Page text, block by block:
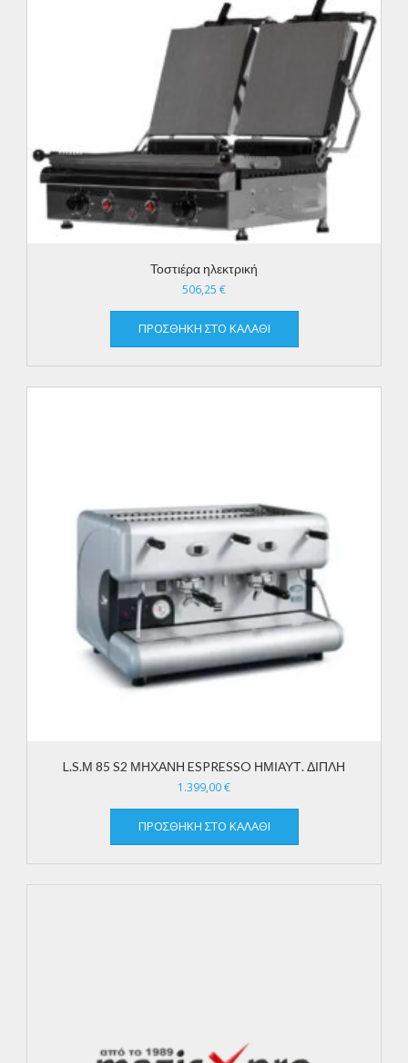
Τοστιέρα ηλεκτρική
506,25 €
ΠΡΟΣΘΉΚΗ ΣΤΟ ΚΑΛΆΘΙ
L.S.Μ 85 S2 ΜΗΧΑΝΗ ESPRESSO ΗΜΙΑΥΤ. ΔΙΠΛΗ
1.399,00€
ΠΡΟΣΘΉΚΗ ΣΤΟ ΚΑΛΆΘΙ